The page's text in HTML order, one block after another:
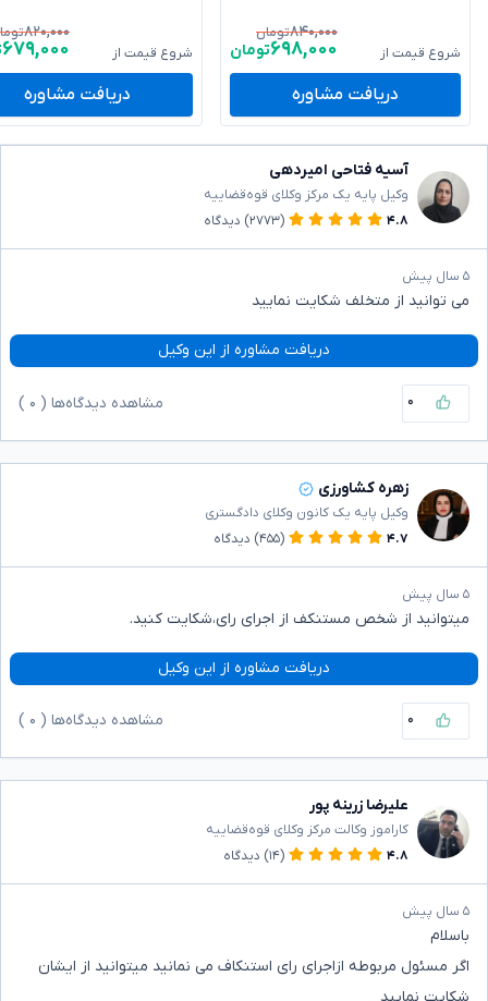
شروع قیمت از
۸۴۰,۰۰۰تومان
۶۹۸,۰۰۰تومان
دریافت مشاوره
شروع قیمت از
۸۲۰,۰۰۰
۶۷۹,۰۰۰
دریافت مشاوره
آسیه فتاحی امیردهی
وکیل پایه یک مرکز وکلای قوه‌قضاییه
۴.۸
(۲۷۷۳) دیدگاه
۵ سال پیش
می توانید از متخلف شکایت نمایید
دریافت مشاوره از این وکیل
۰ مشاهده دیدگاه‌ها ( ۰
زهره کشاورزی
وکیل پایه یک کانون وکلای دادگستری
۴.۷
(۴۵۵) دیدگاه
۵ سال پیش
میتوانید از شخص مستنکف از اجرای رای،شکایت کنید.
دریافت مشاوره از این وکیل
۰ مشاهده دیدگاه‌ها ( ۰
علیرضا زرینه پور
کاراموز وکالت مرکز وکلای قوه‌قضاییه
۴.۸
(۱۴) دیدگاه
۵ سال پیش
باسلام
اگر مسئول مربوطه ازاجرای رای استنکاف می نمانید میتوانید از ایشان